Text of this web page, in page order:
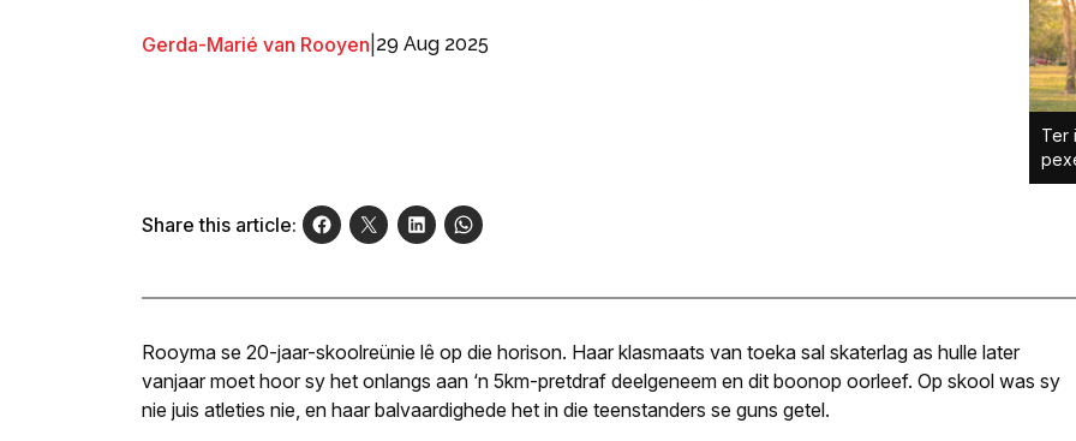
Gerda-Marié van Rooyen 29 Aug 2025
Share this article:
Ter
Rooyma se 20-jaar-skoolreünie lê op die horison. Haar klasmaats van toeka sal skaterlag as hulle later
vanjaar moet hoor sy het onlangs aan ‘n 5km-pretdraf deelgeneem en dit boonop oorleef. Op skool was sy
nie juis atleties nie, en haar balvaardighede het in die teenstanders se guns getel.